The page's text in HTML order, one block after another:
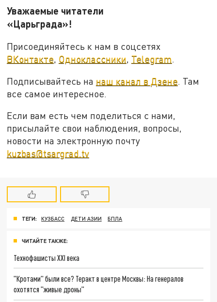
Уважаемые читатели
«Царьграда»!
Присоединяйтесь к нам в соцсетях
ВКонтакте, Одноклассники, Telegram.
Подписывайтесь на наш канал в Дзене . Там
все самое интересное.
Если вам есть чем поделиться с нами,
присылайте свои наблюдения, вопросы,
новости на электронную почту
kuzbas@tsargrad.tv
ТЕГИ: КУЗБАСС ДЕТИ АЗИИ БПЛА
ЧИТАЙТЕ ТАКЖЕ:
Технофашисты XXI века
"Кротами" были все? Теракт в центре Москвы: На генералов
охотятся "живые дроны"